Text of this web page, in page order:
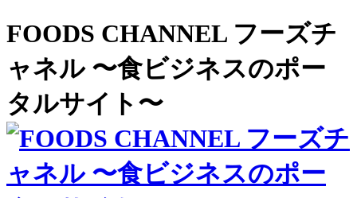
FOODS CHANNEL フーズチ
ャネル 〜食ビジネスのポー
タルサイト〜